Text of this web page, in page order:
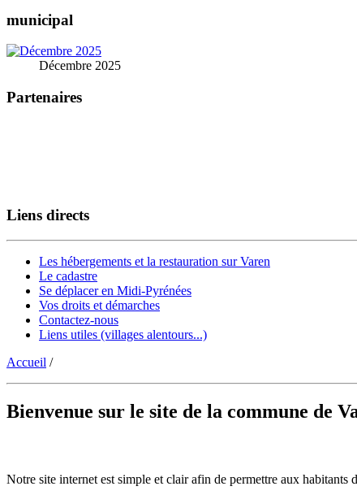
municipal
Décembre 2025
Partenaires
Liens directs
Les hébergements et la restauration sur Varen
Le cadastre
Se déplacer en Midi-Pyrénées
Vos droits et démarches
Contactez-nous
Liens utiles (villages alentours...)
Accueil /
Bienvenue sur le site de la commune de
Notre site internet est simple et clair afin de permettre aux